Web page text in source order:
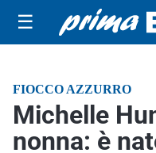
☰
FIOCCO AZZURRO
Michelle
nonna: è